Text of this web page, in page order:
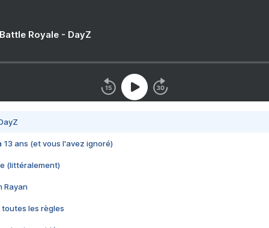
Royale - DayZ
13 ans (et vous l'avez ignoré)
(littéralement)
Rayan
toutes les règles